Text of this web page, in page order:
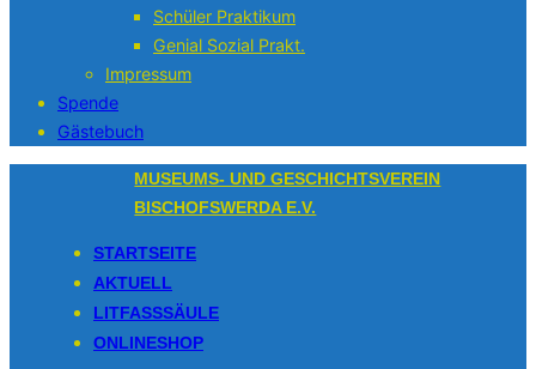
Schüler Praktikum
Genial Sozial Prakt.
Impressum
Spende
Gästebuch
MUSEUMS- UND GESCHICHTSVEREIN
BISCHOFSWERDA E.V.
STARTSEITE
AKTUELL
LITFASSSÄULE
ONLINESHOP